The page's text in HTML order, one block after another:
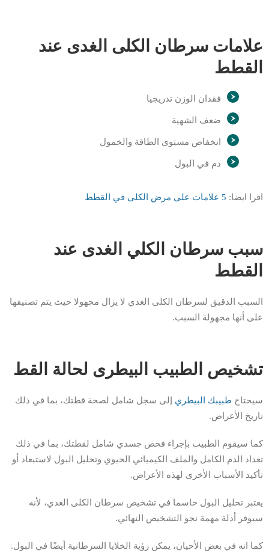
علامات سرطان الكلى الغدى عند
القطط
فقدان الوزن تدريجيا
ضعف الشهية
انخفاض مستوى الطاقة والخمول
دم في البول
اقرا ايضا: 5 علامات على مرض الكلى في القطط
سبب سرطان الكلي الغدى عند
القطط
السبب الدقيق لسرطان الكلى الغدي لا يزال مجهولا حيث يتم تصنيفها
على أنها مجهولة السبب.
تشخيص الطبيب البيطرى لحالة القط
سيحتاج طبيبك البيطري إلى سجل شامل لصحة قطتك، بما في ذلك
تاريخ الأعراض.
كما سيقوم الطبيب بإجراء فحص جسدي شامل لقطتك، بما في ذلك
تعداد الدم الكامل والملف الكيميائي الحيوي وتحليل البول لاستبعاد أو
تأكيد الأسباب الأخرى لهذه الأعراض.
يعتبر تحليل البول حاسما في تشخيص سرطان الكلى الغدي، لأنه
سيوفر أدلة مهمة نحو التشخيص النهائي.
كما انه في بعض الأحيان، يمكن رؤية الخلايا السرطانية أيضًا في البول.